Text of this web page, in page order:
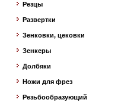
Резцы
Развертки
Зенковки, цековки
Зенкеры
Долбяки
Ножи для фрез
Резьбообразующий